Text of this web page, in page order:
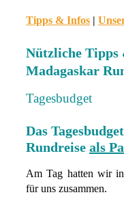
Tipps & Infos |
Nützliche
Madagaskar
Tagesbudget
Das
Rundreise als
Am Tag hatten wir
für uns zusammen.